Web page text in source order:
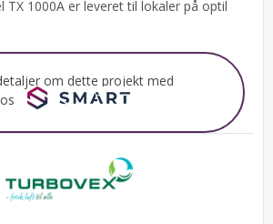
TX 1000A er leveret til lokaler på optil
om dette projekt med